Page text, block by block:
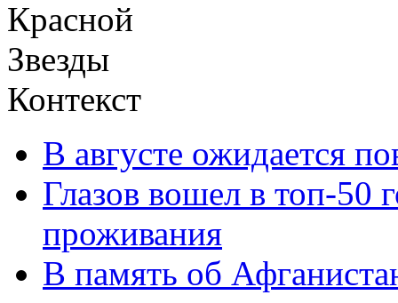
Контекст
В августе ожидается
Глазов вошел в топ-50
проживания
В память об